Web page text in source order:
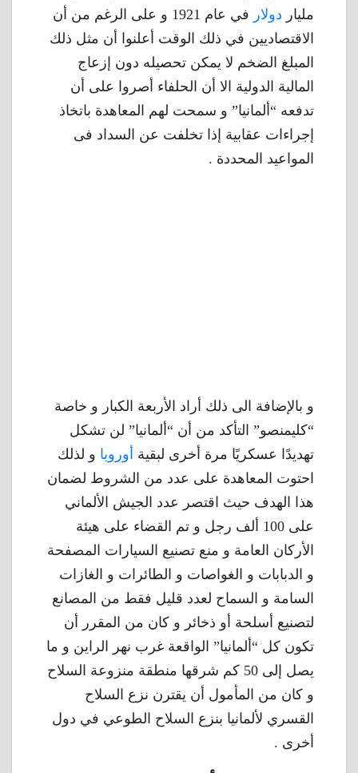
مليار دولار
في عام 1921 و على الرغم من أن
الاقتصاديين في ذلك الوقت أعلنوا أن مثل ذلك
المبلغ الضخم لا يمكن تحصيله دون إزعاج
المالية الدولية الا أن الحلفاء أصروا على أن
تدفعه “ألمانيا” و سمحت لهم المعاهدة باتخاذ
إجراءات عقابية إذا تخلفت عن السداد فى
المواعيد المحددة .
و بالإضافة الى ذلك أراد الأربعة الكبار و خاصة
“كليمنصو” التأكد من أن “ألمانيا” لن تشكل
تهديدًا عسكريًا مرة أخرى لبقية أوروبا و لذلك
احتوت المعاهدة على عدد من الشروط لضمان
هذا الهدف حيث اقتصر عدد الجيش الألماني
على 100 ألف رجل و تم القضاء على هيئة
الأركان العامة و منع تصنيع السيارات المصفحة
و الدبابات و الغواصات و الطائرات و الغازات
السامة و السماح لعدد قليل فقط من المصانع
لتصنيع أسلحة أو ذخائر و كان من المقرر أن
تكون كل “ألمانيا” الواقعة غرب نهر الراين و ما
يصل إلى 50 كم شرقها منطقة منزوعة السلاح
و كان من المأمول أن يقترن نزع السلاح
القسري لألمانيا بنزع السلاح الطوعي في دول
أخرى .